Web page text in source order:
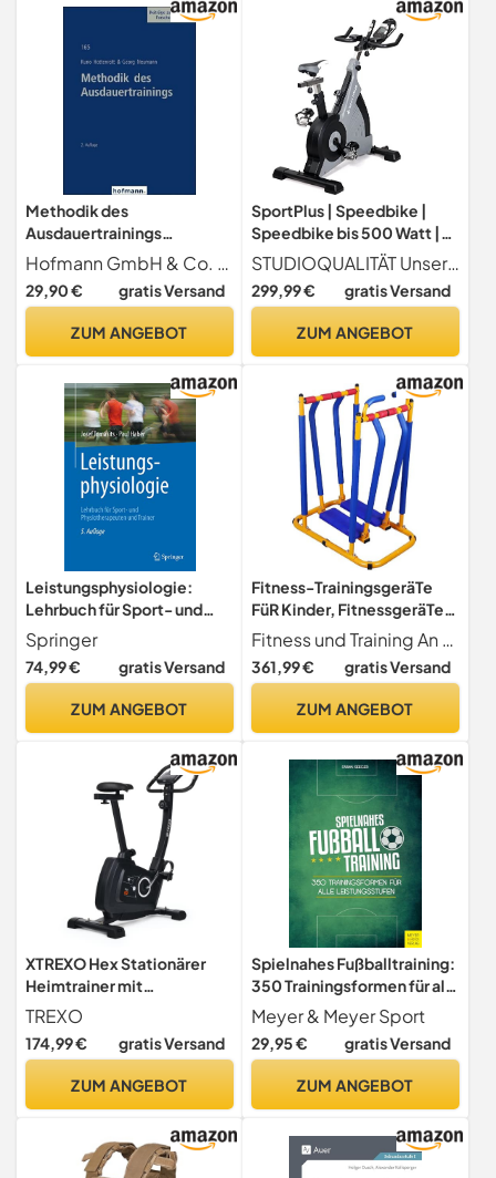
Methodik des
Ausdauertrainings
(Beiträge zur Lehre und
Forschung im Sport)
Hofmann GmbH & Co. KG
29,90 € gratis Versand
ZUM ANGEBOT
SportPlus | Speedbike |
Speedbike bis 500 Watt |
Studioqualität | Indoor-
Cycle mit
Wirbelstrombremse, 15 kg
Heimtrainer für Zuhause,
Rennsattel, SP-SRP-3100,
bis 150kg
STUDIOQUALITÄT Unser SP-SRP-3100 Speedbike entspricht den höchsten Qualitäts-Standards und wurde nach Klasse S.A. geprüft - für alle, die echte Qualität suchen. Zudem erfüllt unser Indoor Cycle durch die sehr genaue Watt-Messung (bis 500 Watt) die Anforderung eines Ergometers.
299,99 € gratis Versand
ZUM ANGEBOT
Leistungsphysiologie:
Lehrbuch für Sport- und
Physiotherapeuten und
Trainer
Springer
74,99 € gratis Versand
ZUM ANGEBOT
Fitness-TrainingsgeräTe
FüR Kinder, FitnessgeräTe
FüR Kinder, Verstellbare
TrainingsgeräTe FüR Kinder,
Geschenkideen FüR Jungen
3–12 Jahren,a
Fitness und Training An Tagen, an denen Kinder nicht zum Trainieren rausgehen können, dürfen effektive Übungen nicht fehlen. Mit diesem Fitnessgerät für Kinder kann Ihr Kind richtig trainieren.
361,99 € gratis Versand
ZUM ANGEBOT
XTREXO Hex Stationärer
Heimtrainer mit
Funktionscomputer,
magnetischem
Widerstandssystem,
4kg Schwungrad Schwarz
TREXO
174,99 € gratis Versand
ZUM ANGEBOT
Spielnahes Fußballtraining:
350 Trainingsformen für alle
Leistungsstufen
Meyer & Meyer Sport
29,95 € gratis Versand
ZUM ANGEBOT